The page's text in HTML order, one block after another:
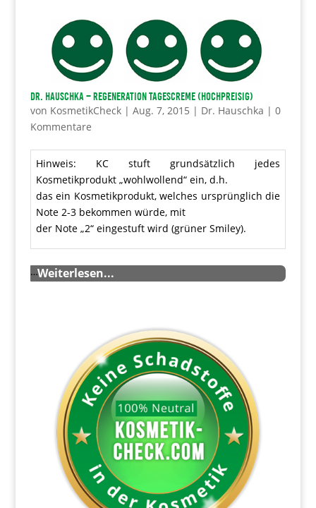
Dr. Hauschka – Regeneration Tagescreme (hochpreisig)
von KosmetikCheck| Aug. 7, 2015 | Dr. Hauschka | 0
Kommentare
Hinweis: KC stuft grundsätzlich jedes
Kosmetikprodukt „wohlwollend“ ein, d.h.
das ein Kosmetikprodukt, welches ursprünglich die
Note 2-3 bekommen würde, mit
der Note „2“ eingestuft wird (grüner Smiley).
…Weiterlesen...